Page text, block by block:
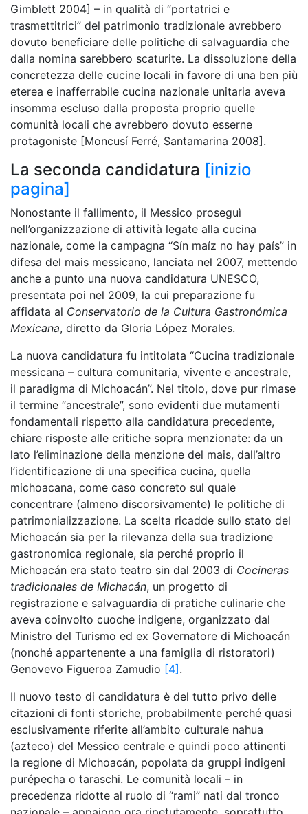
Gimblett 2004] – in qualità di “portatrici e
trasmettitrici” del patrimonio tradizionale avrebbero
dovuto beneficiare delle politiche di salvaguardia che
dalla nomina sarebbero scaturite. La dissoluzione della
concretezza delle cucine locali in favore di una ben più
eterea e inafferrabile cucina nazionale unitaria aveva
insomma escluso dalla proposta proprio quelle
comunità locali che avrebbero dovuto esserne
protagoniste [Moncusí Ferré, Santamarina 2008].
La seconda candidatura [inizio
pagina]
Nonostante il fallimento, il Messico proseguì
nell’organizzazione di attività legate alla cucina
nazionale, come la campagna “Sín maíz no hay país” in
difesa del mais messicano, lanciata nel 2007, mettendo
anche a punto una nuova candidatura UNESCO,
presentata poi nel 2009, la cui preparazione fu
affidata al Conservatorio de la Cultura Gastronómica
Mexicana, diretto da Gloria López Morales.
La nuova candidatura fu intitolata “Cucina tradizionale
messicana – cultura comunitaria, vivente e ancestrale,
il paradigma di Michoacán”. Nel titolo, dove pur rimase
il termine “ancestrale”, sono evidenti due mutamenti
fondamentali rispetto alla candidatura precedente,
chiare risposte alle critiche sopra menzionate: da un
lato l’eliminazione della menzione del mais, dall’altro
l’identificazione di una specifica cucina, quella
michoacana, come caso concreto sul quale
concentrare (almeno discorsivamente) le politiche di
patrimonializzazione. La scelta ricadde sullo stato del
Michoacán sia per la rilevanza della sua tradizione
gastronomica regionale, sia perché proprio il
Michoacán era stato teatro sin dal 2003 di Cocineras
tradicionales de Michacán, un progetto di
registrazione e salvaguardia di pratiche culinarie che
aveva coinvolto cuoche indigene, organizzato dal
Ministro del Turismo ed ex Governatore di Michoacán
(nonché appartenente a una famiglia di ristoratori)
Genovevo Figueroa Zamudio [4] .
Il nuovo testo di candidatura è del tutto privo delle
citazioni di fonti storiche, probabilmente perché quasi
esclusivamente riferite all’ambito culturale nahua
(azteco) del Messico centrale e quindi poco attinenti
la regione di Michoacán, popolata da gruppi indigeni
purépecha o taraschi. Le comunità locali – in
precedenza ridotte al ruolo di “rami” nati dal tronco